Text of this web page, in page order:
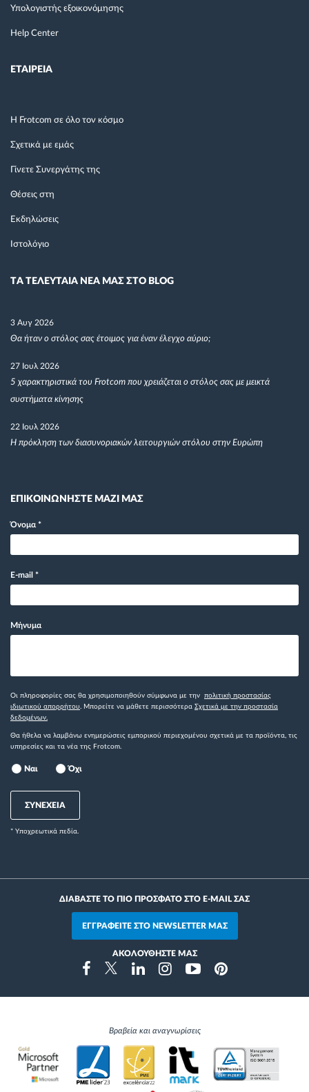
Υπολογιστής εξοικονόμησης
Help Center
ΕΤΑΙΡΕΙΑ
Η Frotcom σε όλο τον κόσμο
Σχετικά με εμάς
Γίνετε Συνεργάτης της
Θέσεις στη
Εκδηλώσεις
Ιστολόγιο
TΑ ΤΕΛΕΥΤΑΙΑ ΝΕΑ ΜΑΣ ΣΤΟ BLOG
3 Αυγ 2026
Θα ήταν ο στόλος σας έτοιμος για έναν έλεγχο αύριο;
27 Ιουλ 2026
5 χαρακτηριστικά του Frotcom που χρειάζεται ο στόλος σας με μεικτά
συστήματα κίνησης
22 Ιουλ 2026
Η πρόκληση των διασυνοριακών λειτουργιών στόλου στην Ευρώπη
ΕΠΙΚΟΙΝΩΝΗΣΤΕ ΜΑΖΙ ΜΑΣ
Όνομα *
E-mail *
Μήνυμα
Οι πληροφορίες σας θα χρησιμοποιηθούν σύμφωνα με την πολιτική προστασίας
ιδιωτικού απορρήτου . Μπορείτε να μάθετε περισσότερα Σχετικά με την προστασία
δεδομένων.
Θα ήθελα να λαμβάνω ενημερώσεις εμπορικού περιεχομένου σχετικά με τα προϊόντα, τις
υπηρεσίες και τα νέα της Frotcom.
Ναι Όχι
ΣΥΝΕΧΕΙΑ
* Yποχρεωτικά πεδία.
ΔΙΑΒΑΣΤΕ ΤΟ ΠΙΟ ΠΡΟΣΦΑΤΟ ΣΤΟ E-MAIL ΣΑΣ
ΕΓΓΡΑΦΕΙΤΕ ΣΤΟ NEWSLETTER ΜΑΣ
ΑΚΟΛΟΥΘΗΣΤΕ ΜΑΣ
FacebookTwitterLinkedinInstragramYoutubePinterest
Βραβεία και αναγνωρίσεις